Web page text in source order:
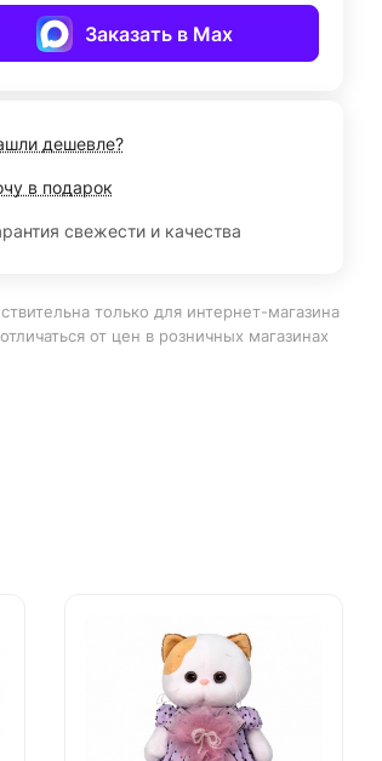
Заказать в Max
дешевле?
в подарок
свежести и качества
только для интернет-магазина
от цен в розничных магазинах